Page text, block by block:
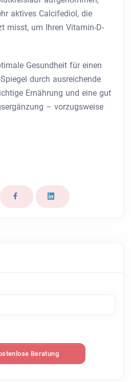
aktives Calcifediol, die
misst, um Ihren Vitamin-D-
Gesundheit für einen
durch ausreichende
Ernährung und eine gut
– vorzugsweise
Beratung